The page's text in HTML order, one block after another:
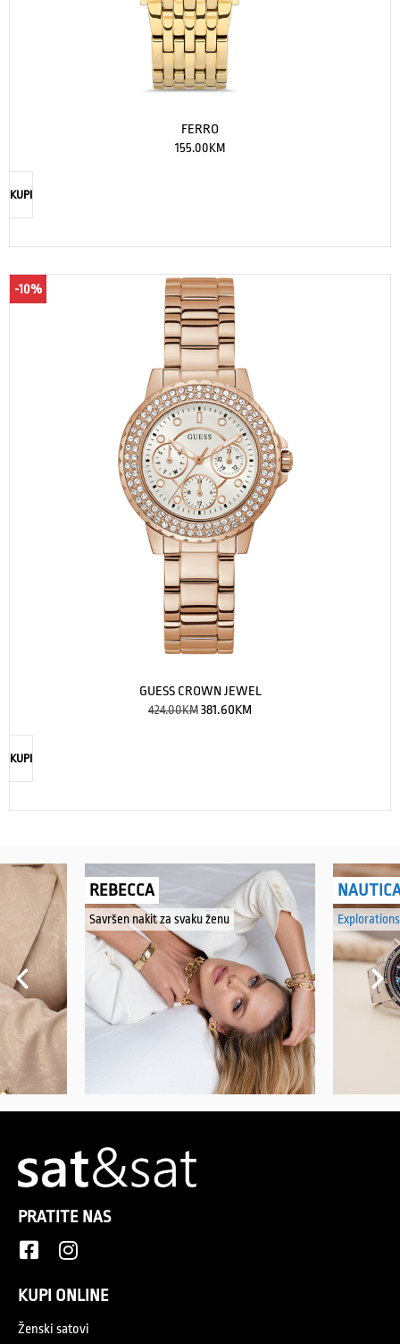
FERRO
155.00KM
KUPI
-10%
GUESS CROWN JEWEL
424.00KM381.60KM
KUPI
REBECCA
Savršen nakit za svaku ženu
PRATITE NAS
KUPI ONLINE
Ženski satovi